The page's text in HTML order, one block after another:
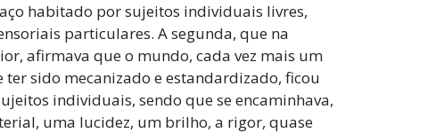
habitado por sujeitos individuais livres,
particulares. A segunda, que na
afirmava que o mundo, cada vez mais um
sido mecanizado e estandardizado, ficou
individuais, sendo que se encaminhava,
uma lucidez, um brilho, a rigor, quase